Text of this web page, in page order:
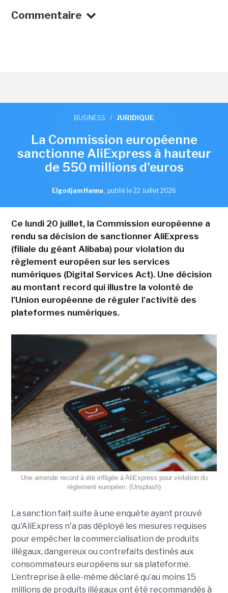
Commentaire
BUSINESS / JURIDIQUE
La Commission européenne
sanctionne AliExpress à hauteur
de 550 millions d'euros
Elgodjam Hanna , publié le 22 Juillet 2026
Ce lundi 20 juillet, la Commission européenne a
rendu sa décision de sanctionner AliExpress
(filiale du géant Alibaba) pour violation du
règlement européen sur les services
numériques (Digital Services Act). Une décision
au montant record qui illustre la volonté de
l'Union européenne de réguler l'activité des
plateformes numériques.
Une amende record à été infligée à AliExpress pour violation du
règlement européen. (Unsplash)
La sanction fait suite à une enquête ayant prouvé
qu'AliExpress n'a pas déployé les mesures requises
pour empêcher la commercialisation de produits
illégaux, dangereux ou contrefaits destinés aux
consommateurs européens sur sa plateforme.
L’entreprise à elle-même déclaré qu’au moins 15
millions de produits illégaux ont été recommandés à